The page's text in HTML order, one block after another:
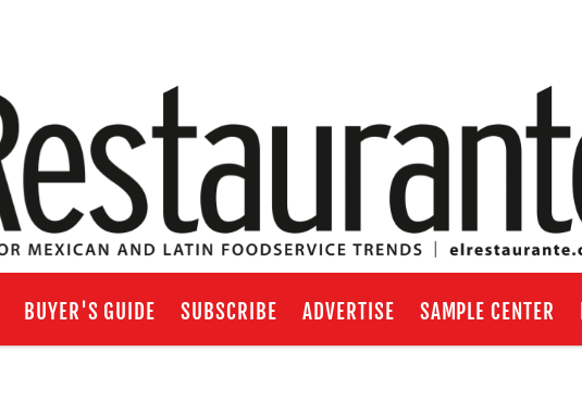
BUYER'S GUIDE SUBSCRIBE ADVERTISE SAMPLE CENTER